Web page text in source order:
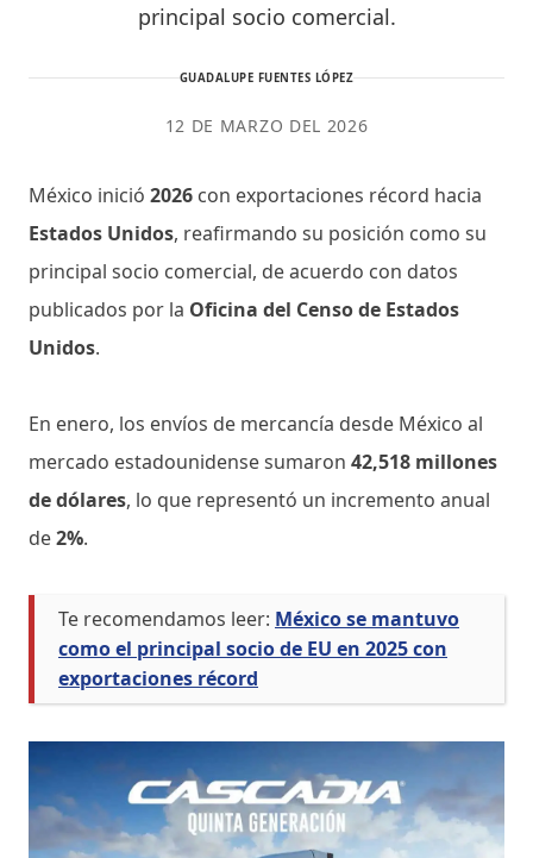
principal socio comercial.
GUADALUPE FUENTES LÓPEZ
12 DE MARZO DEL 2026
México inició 2026 con exportaciones récord hacia
Estados Unidos, reafirmando su posición como su
principal socio comercial, de acuerdo con datos
publicados por la Oficina del Censo de Estados
Unidos.
En enero, los envíos de mercancía desde México al
mercado estadounidense sumaron 42,518 millones
de dólares, lo que representó un incremento anual
de2%.
Te recomendamos leer: México se mantuvo
como el principal socio de EU en 2025 con
exportaciones récord